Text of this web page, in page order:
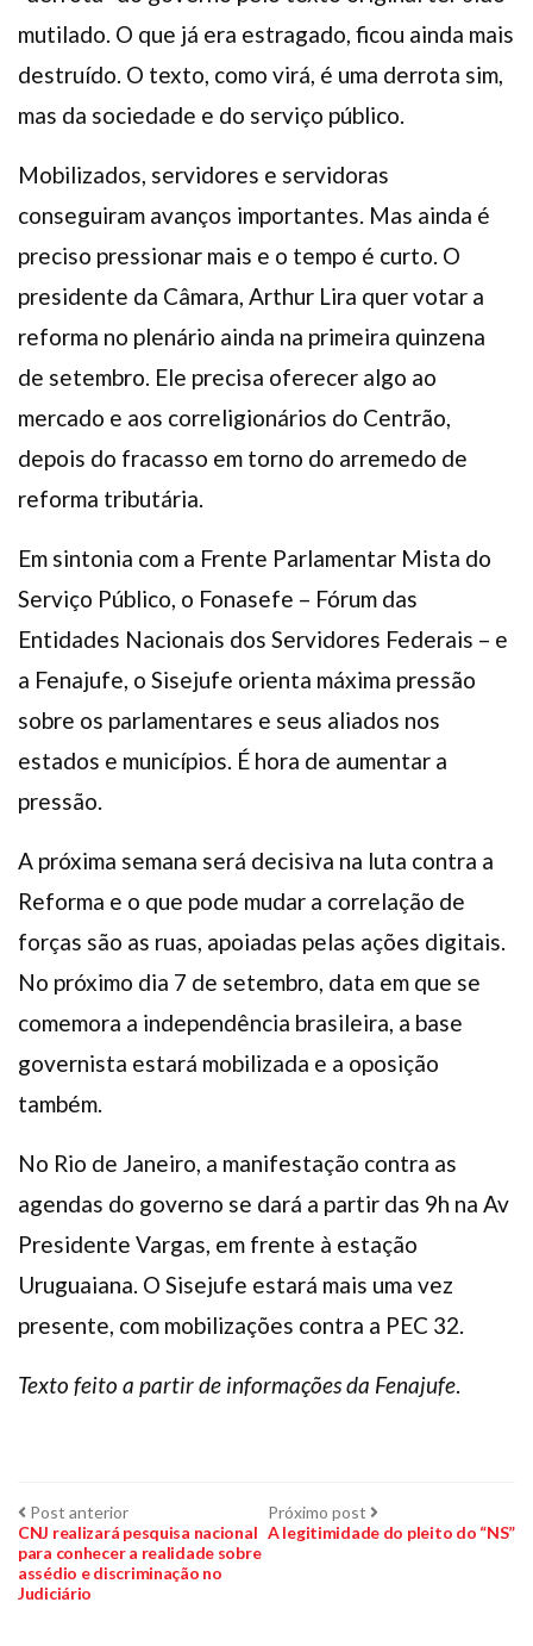
mutilado. O que já era estragado, ficou ainda mais
destruído. O texto, como virá, é uma derrota sim,
mas da sociedade e do serviço público.
Mobilizados, servidores e servidoras
conseguiram avanços importantes. Mas ainda é
preciso pressionar mais e o tempo é curto. O
presidente da Câmara, Arthur Lira quer votar a
reforma no plenário ainda na primeira quinzena
de setembro. Ele precisa oferecer algo ao
mercado e aos correligionários do Centrão,
depois do fracasso em torno do arremedo de
reforma tributária.
Em sintonia com a Frente Parlamentar Mista do
Serviço Público, o Fonasefe – Fórum das
Entidades Nacionais dos Servidores Federais – e
a Fenajufe, o Sisejufe orienta máxima pressão
sobre os parlamentares e seus aliados nos
estados e municípios. É hora de aumentar a
pressão.
A próxima semana será decisiva na luta contra a
Reforma e o que pode mudar a correlação de
forças são as ruas, apoiadas pelas ações digitais.
No próximo dia 7 de setembro, data em que se
comemora a independência brasileira, a base
governista estará mobilizada e a oposição
também.
No Rio de Janeiro, a manifestação contra as
agendas do governo se dará a partir das 9h na Av
Presidente Vargas, em frente à estação
Uruguaiana. O Sisejufe estará mais uma vez
presente, com mobilizações contra a PEC 32.
Texto feito a partir de informações da Fenajufe.
Navegação
de
Post
Post anteriorPost
anterior:
CNJ realizará pesquisa nacional
para conhecer a realidade sobre
assédio e discriminação no
Judiciário
Próximo post Próximo
post:
A legitimidade do pleito do “NS”